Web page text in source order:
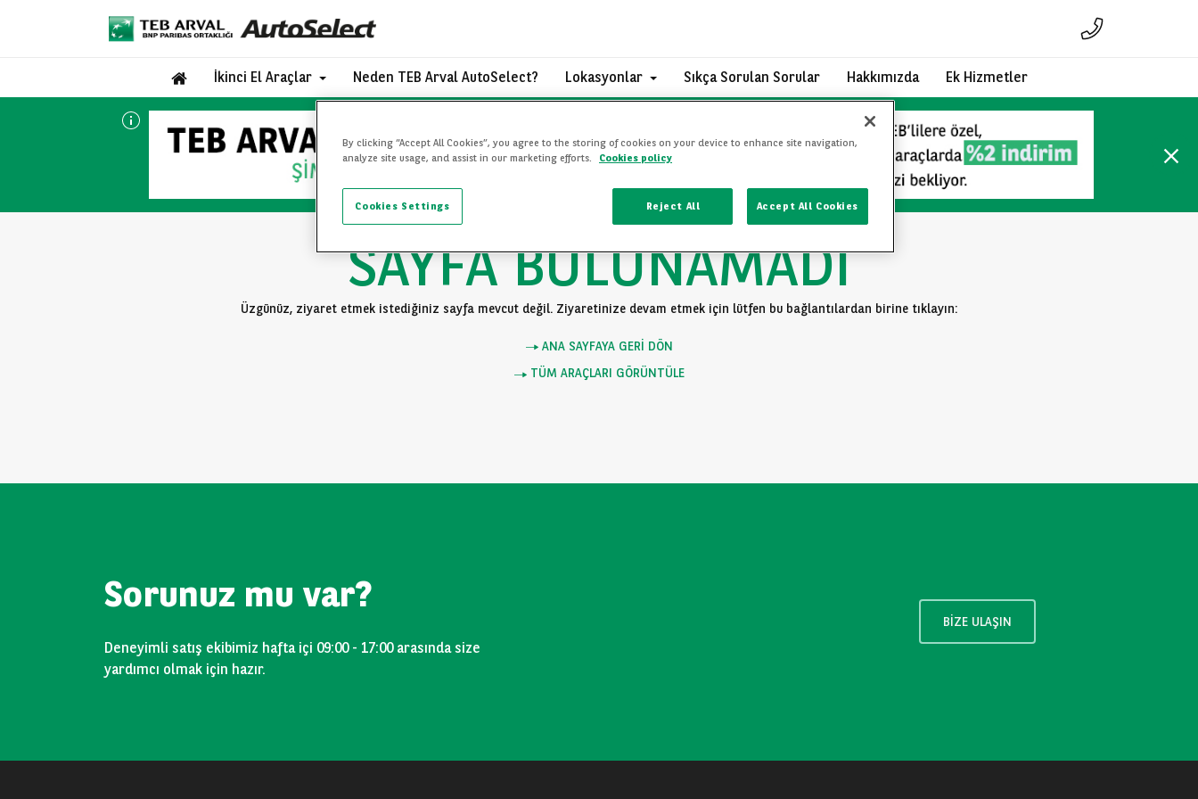
İkinci El Araçlar Neden TEB Arval AutoSelect? Lokasyonlar Sıkça Sorulan Sorular Hakkımızda Ek Hizmetler
SAYFA BULUNAMADI
Üzgünüz, ziyaret etmek istediğiniz sayfa mevcut değil. Ziyaretinize devam etmek için lütfen bu bağlantılardan birine tıklayın:
ANA SAYFAYA GERI DÖN
TÜM ARAÇLARI GÖRÜNTÜLE
Sorunuz mu var?
Deneyimli satış ekibimiz hafta içi 09:00 - 17:00 arasında size
yardımcı olmak için hazır.
BIZE ULAŞIN
By clicking “Accept All Cookies”, you agree to the storing of cookies on your device to enhance site navigation,
analyze site usage, and assist in our marketing efforts.
Cookies policy
Reject All Accept All Cookies
Cookies Settings